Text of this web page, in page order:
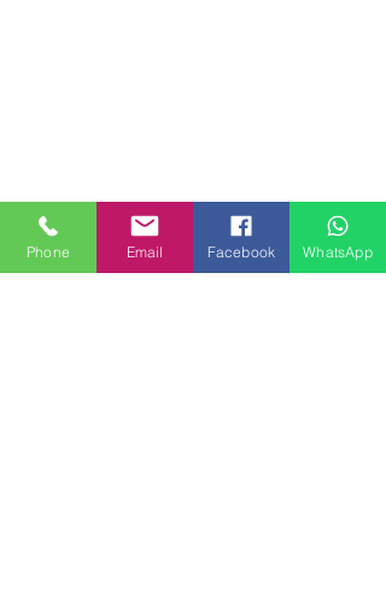
Phone Email Facebook WhatsApp